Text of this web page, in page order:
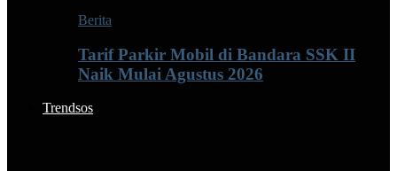
Berita
Tarif Parkir Mobil di Bandara SSK II
Naik Mulai Agustus 2026
Trendsos